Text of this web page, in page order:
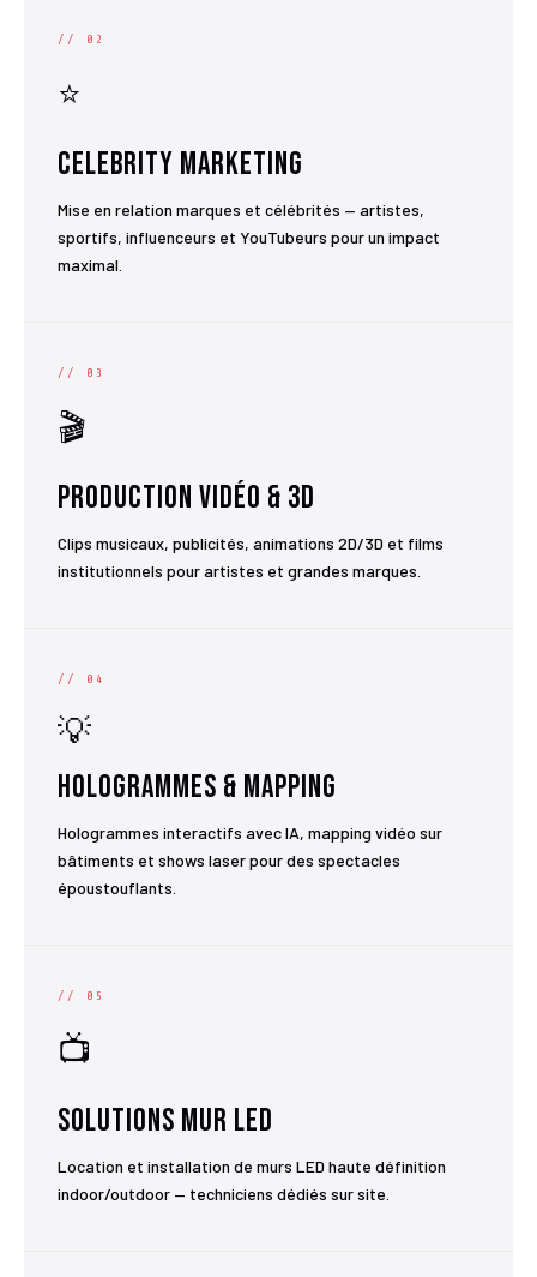
// 02
⭐
Celebrity Marketing
Mise en relation marques et célébrités — artistes,
sportifs, influenceurs et YouTubeurs pour un impact
maximal.
// 03
🎬
Production Vidéo & 3D
Clips musicaux, publicités, animations 2D/3D et films
institutionnels pour artistes et grandes marques.
// 04
💡
Hologrammes & Mapping
Hologrammes interactifs avec IA, mapping vidéo sur
bâtiments et shows laser pour des spectacles
époustouflants.
// 05
📺
Solutions Mur LED
Location et installation de murs LED haute définition
indoor/outdoor — techniciens dédiés sur site.